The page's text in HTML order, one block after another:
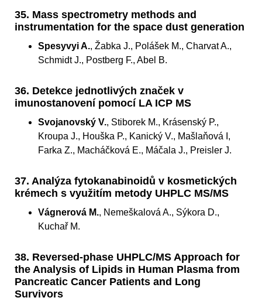
35. Mass spectrometry methods and
instrumentation for the space dust generation
Spesyvyi A., Žabka J., Polášek M., Charvat A.,
Schmidt J., Postberg F., Abel B.
36. Detekce jednotlivých značek v
imunostanovení pomocí LA ICP MS
Svojanovský V., Stiborek M., Krásenský P.,
Kroupa J., Houška P., Kanický V., Mašlaňová I,
Farka Z., Macháčková E., Máčala J., Preisler J.
37. Analýza fytokanabinoidů v kosmetických
krémech s využitím metody UHPLC MS/MS
Vágnerová M., Nemeškalová A., Sýkora D.,
Kuchař M.
38. Reversed-phase UHPLC/MS Approach for
the Analysis of Lipids in Human Plasma from
Pancreatic Cancer Patients and Long
Survivors